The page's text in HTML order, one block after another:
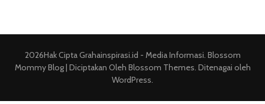
2026Hak CiptaGrahainspirasi.id - Media Informasi. Blossom
Mommy Blog | Diciptakan Oleh Blossom Themes. Ditenagai oleh
WordPress.